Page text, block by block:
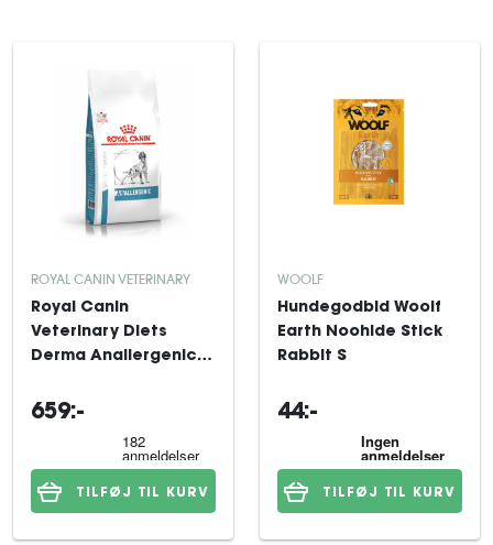
ROYAL CANIN VETERINARY
Royal Canin
Veterinary Diets
Derma Anallergenic
659:-
TILFØJ TIL KURV
WOOLF
Hundegodbid Woolf
Earth Noohide Stick
Rabbit S
44:-
TILFØJ TIL KURV